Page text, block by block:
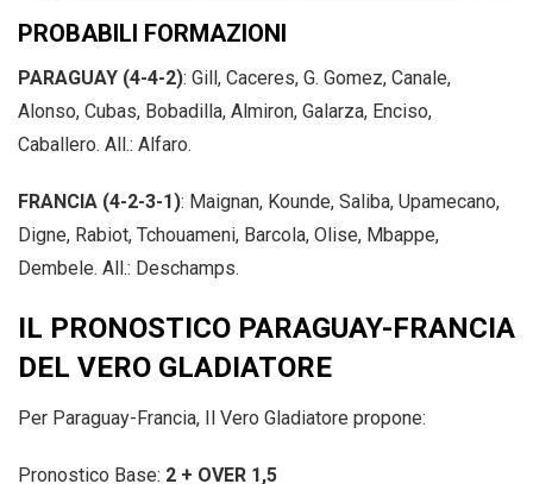
PROBABILI FORMAZIONI
PARAGUAY (4-4-2): Gill, Caceres, G. Gomez, Canale,
Alonso, Cubas, Bobadilla, Almiron, Galarza, Enciso,
Caballero. All.: Alfaro.
FRANCIA (4-2-3-1): Maignan, Kounde, Saliba, Upamecano,
Digne, Rabiot, Tchouameni, Barcola, Olise, Mbappe,
Dembele. All.: Deschamps.
IL PRONOSTICO PARAGUAY-FRANCIA
DEL VERO GLADIATORE
Per Paraguay-Francia, Il Vero Gladiatore propone:
Pronostico Base: 2 + OVER 1,5